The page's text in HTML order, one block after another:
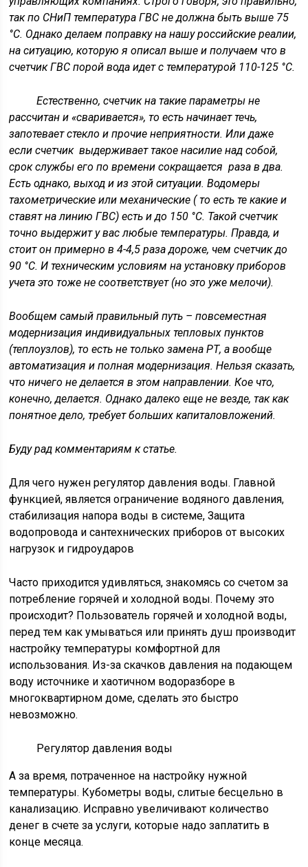
так по СНиП температура ГВС не должна быть выше 75
°С. Однако делаем поправку на нашу российские реалии,
на ситуацию, которую я описал выше и получаем что в
счетчик ГВС порой вода идет с температурой 110-125 °С.
Естественно, счетчик на такие параметры не
рассчитан и «сваривается», то есть начинает течь,
запотевает стекло и прочие неприятности. Или даже
если счетчик выдерживает такое насилие над собой,
срок службы его по времени сокращается раза в два.
Есть однако, выход и из этой ситуации. Водомеры
тахометрические или механические ( то есть те какие и
ставят на линию ГВС) есть и до 150 °С. Такой счетчик
точно выдержит у вас любые температуры. Правда, и
стоит он примерно в 4-4,5 раза дороже, чем счетчик до
90 °С. И техническим условиям на установку приборов
учета это тоже не соответствует (но это уже мелочи).
Вообщем самый правильный путь – повсеместная
модернизация индивидуальных тепловых пунктов
(теплоузлов), то есть не только замена РТ, а вообще
автоматизация и полная модернизация. Нельзя сказать,
что ничего не делается в этом направлении. Кое что,
конечно, делается. Однако далеко еще не везде, так как
понятное дело, требует больших капиталовложений.
Буду рад комментариям к статье.
Для чего нужен регулятор давления воды. Главной
функцией, является ограничение водяного давления,
стабилизация напора воды в системе, Защита
водопровода и сантехнических приборов от высоких
нагрузок и гидроударов
Часто приходится удивляться, знакомясь со счетом за
потребление горячей и холодной воды. Почему это
происходит? Пользователь горячей и холодной воды,
перед тем как умываться или принять душ производит
настройку температуры комфортной для
использования. Из-за скачков давления на подающем
воду источнике и хаотичном водоразборе в
многоквартирном доме, сделать это быстро
невозможно.
Регулятор давления воды
А за время, потраченное на настройку нужной
температуры. Кубометры воды, слитые бесцельно в
канализацию. Исправно увеличивают количество
денег в счете за услуги, которые надо заплатить в
конце месяца.